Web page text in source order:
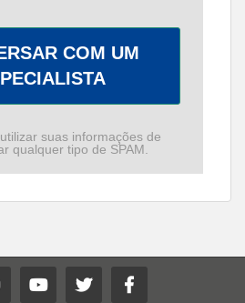
COM UM
suas informações de
qualquer tipo de SPAM.